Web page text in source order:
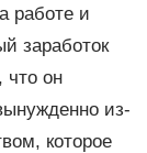
работе и
заработок
что он
из-
которое